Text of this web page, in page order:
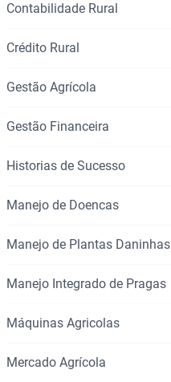
Contabilidade Rural
Crédito Rural
Gestão Agrícola
Gestão Financeira
Historias de Sucesso
Manejo de Doencas
Manejo de Plantas Daninhas
Manejo Integrado de Pragas
Máquinas Agricolas
Mercado Agrícola